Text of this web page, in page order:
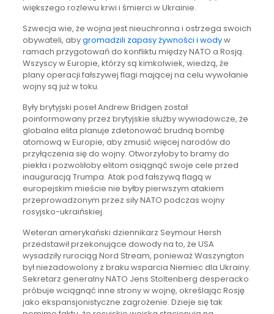
większego rozlewu krwi i śmierci w Ukrainie.
Szwecja wie, że wojna jest nieuchronna i ostrzega swoich
obywateli, abygromadzili zapasy żywności i wodyw
ramach przygotowań do konfliktu między NATO a Rosją.
Wszyscy w Europie, którzy są kimkolwiek, wiedzą, że
plany operacji fałszywej flagi mającej na celu wywołanie
wojny są już w toku.
Były brytyjski poseł Andrew Bridgen został
poinformowany przez brytyjskie służby wywiadowcze, że
globalna elita planuje zdetonować brudną bombę
atomową w Europie, aby zmusić więcej narodów do
przyłączenia się do wojny. Otworzyłoby to bramy do
piekła i pozwoliłoby elitom osiągnąć swoje cele przed
inauguracją Trumpa. Atak pod fałszywą flagą w
europejskim mieście nie byłby pierwszym atakiem
przeprowadzonym przez siły NATO podczas wojny
rosyjsko-ukraińskiej.
Weteran amerykański dziennikarz Seymour Hersh
przedstawił przekonujące dowody na to, że USA
wysadziły rurociąg Nord Stream, ponieważ Waszyngton
był niezadowolony z braku wsparcia Niemiec dla Ukrainy.
Sekretarz generalny NATO Jens Stoltenberg desperacko
próbuje wciągnąć inne strony w wojnę, określając Rosję
jako ekspansjonistyczne zagrożenie. Dzieje się tak